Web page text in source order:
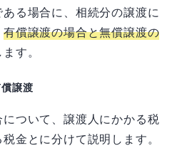
る場合に、相続分の譲渡に
有償譲渡の場合と無償譲渡の
ます。
譲渡
ついて、譲渡人にかかる税
金とに分けて説明します。